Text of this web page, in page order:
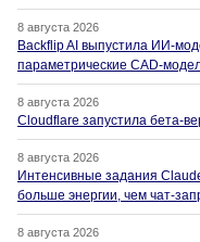
8 августа 2026
Backflip AI выпустила ИИ-
параметрические CAD-
8 августа 2026
Cloudflare запустила бета-
8 августа 2026
Интенсивные задания
больше энергии, чем чат-
8 августа 2026